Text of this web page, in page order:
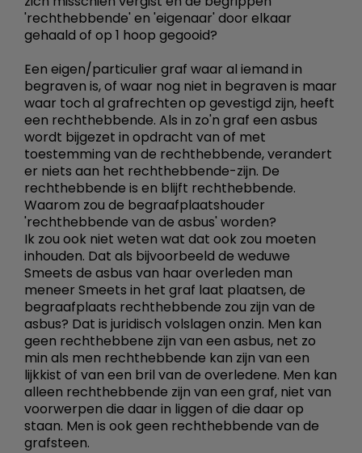
'rechthebbende' en 'eigenaar' door elkaar
gehaald of op 1 hoop gegooid?
Een eigen/particulier graf waar al iemand in
begraven is, of waar nog niet in begraven is maar
waar toch al grafrechten op gevestigd zijn, heeft
een rechthebbende. Als in zo'n graf een asbus
wordt bijgezet in opdracht van of met
toestemming van de rechthebbende, verandert
er niets aan het rechthebbende-zijn. De
rechthebbende is en blijft rechthebbende.
Waarom zou de begraafplaatshouder
'rechthebbende van de asbus' worden?
Ik zou ook niet weten wat dat ook zou moeten
inhouden. Dat als bijvoorbeeld de weduwe
Smeets de asbus van haar overleden man
meneer Smeets in het graf laat plaatsen, de
begraafplaats rechthebbende zou zijn van de
asbus? Dat is juridisch volslagen onzin. Men kan
geen rechthebbene zijn van een asbus, net zo
min als men rechthebbende kan zijn van een
lijkkist of van een bril van de overledene. Men kan
alleen rechthebbende zijn van een graf, niet van
voorwerpen die daar in liggen of die daar op
staan. Men is ook geen rechthebbende van de
grafsteen.